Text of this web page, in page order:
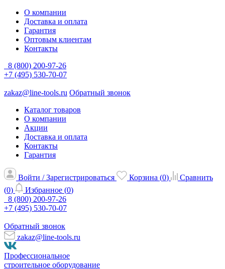
О компании
Доставка и оплата
Гарантия
Оптовым клиентам
Контакты
8 (800) 200-97-26
+7 (495) 530-70-07
zakaz@line-tools.ru Обратный звонок
Каталог товаров
О компании
Акции
Доставка и оплата
Контакты
Гарантия
Войти / Зарегистрироваться Корзина (0)
Сравнить
(0) Избранное (0)
8 (800) 200-97-26
+7 (495) 530-70-07
Обратный звонок
zakaz@line-tools.ru
Профессиональное
строительное оборудование